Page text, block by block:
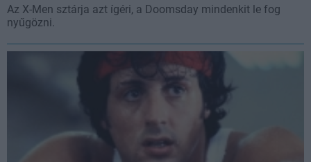
Az X-Men sztárja azt ígéri, a Doomsday mindenkit le fog
nyűgözni.